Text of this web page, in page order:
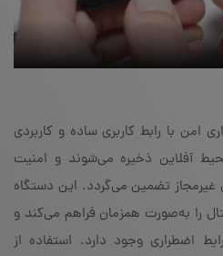
با رابط کاربری ساده و کاربردی
آفلاین ذخیره می‌شوند و امنیت
غیرمجاز تضمین می‌گردد. این دستگاه
را به‌صورت همزمان فراهم می‌کند و
اضطراری وجود دارد. استفاده از